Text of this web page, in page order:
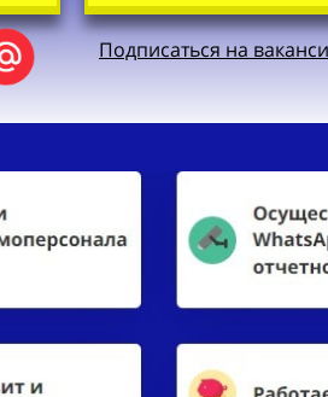
Подписаться на